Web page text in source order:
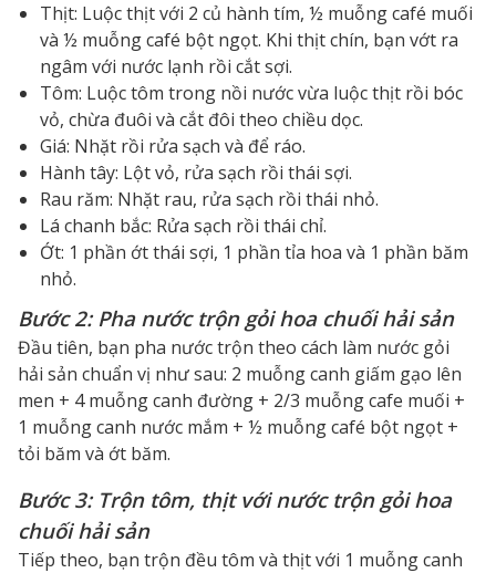
Thịt: Luộc thịt với 2 củ hành tím, ½ muỗng café muối
và ½ muỗng café bột ngọt. Khi thịt chín, bạn vớt ra
ngâm với nước lạnh rồi cắt sợi.
Tôm: Luộc tôm trong nồi nước vừa luộc thịt rồi bóc
vỏ, chừa đuôi và cắt đôi theo chiều dọc.
Giá: Nhặt rồi rửa sạch và để ráo.
Hành tây: Lột vỏ, rửa sạch rồi thái sợi.
Rau răm: Nhặt rau, rửa sạch rồi thái nhỏ.
Lá chanh bắc: Rửa sạch rồi thái chỉ.
Ớt: 1 phần ớt thái sợi, 1 phần tỉa hoa và 1 phần băm
nhỏ.
Bước 2: Pha nước trộn gỏi hoa chuối hải sản
Đầu tiên, bạn pha nước trộn theo cách làm nước gỏi
hải sản chuẩn vị như sau: 2 muỗng canh giấm gạo lên
men + 4 muỗng canh đường + 2/3 muỗng cafe muối +
1 muỗng canh nước mắm + ½ muỗng café bột ngọt +
tỏi băm và ớt băm.
Bước 3: Trộn tôm, thịt với nước trộn gỏi hoa
chuối hải sản
Tiếp theo, bạn trộn đều tôm và thịt với 1 muỗng canh